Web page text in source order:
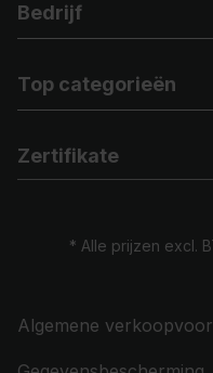
Bedrijf
Top categorieën
Zertifikate
* Alle prijzen excl.
Algemene